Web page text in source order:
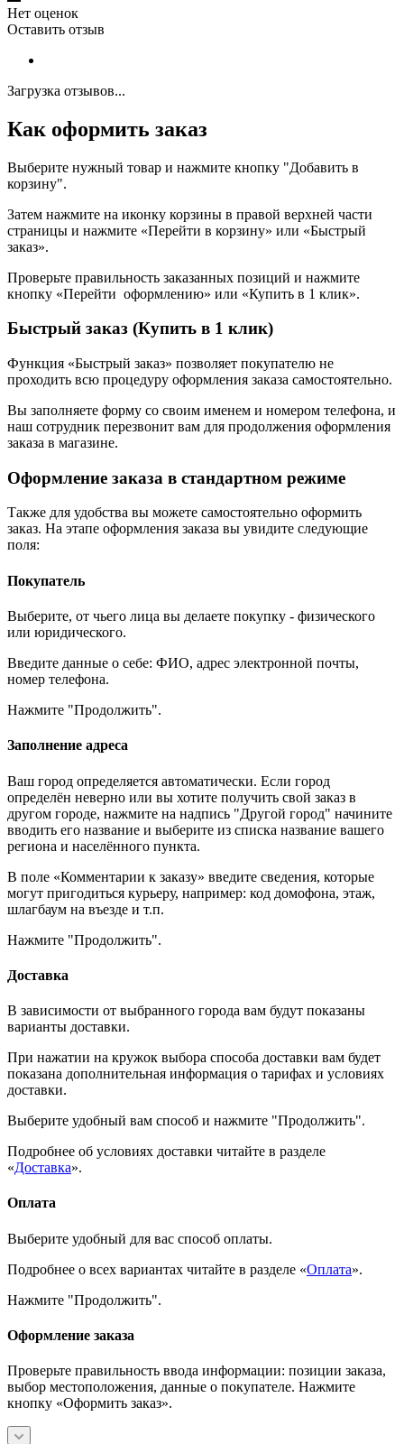
Нет оценок
Оставить отзыв
Загрузка отзывов...
Как оформить заказ
Выберите нужный товар и нажмите кнопку "Добавить в
корзину".
Затем нажмите на иконку корзины в правой верхней части
страницы и нажмите «Перейти в корзину» или «Быстрый
заказ».
Проверьте правильность заказанных позиций и нажмите
кнопку «Перейти оформлению» или «Купить в 1 клик».
Быстрый заказ (Купить в 1 клик)
Функция «Быстрый заказ» позволяет покупателю не
проходить всю процедуру оформления заказа самостоятельно.
Вы заполняете форму со своим именем и номером телефона, и
наш сотрудник перезвонит вам для продолжения оформления
заказа в магазине.
Оформление заказа в стандартном режиме
Также для удобства вы можете самостоятельно оформить
заказ. На этапе оформления заказа вы увидите следующие
поля:
Покупатель
Выберите, от чьего лица вы делаете покупку - физического
или юридического.
Введите данные о себе: ФИО, адрес электронной почты,
номер телефона.
Нажмите "Продолжить".
Заполнение адреса
Ваш город определяется автоматически. Если город
определён неверно или вы хотите получить свой заказ в
другом городе, нажмите на надпись "Другой город" начините
вводить его название и выберите из списка название вашего
региона и населённого пункта.
В поле «Комментарии к заказу» введите сведения, которые
могут пригодиться курьеру, например: код домофона, этаж,
шлагбаум на въезде и т.п.
Нажмите "Продолжить".
Доставка
В зависимости от выбранного города вам будут показаны
варианты доставки.
При нажатии на кружок выбора способа доставки вам будет
показана дополнительная информация о тарифах и условиях
доставки.
Выберите удобный вам способ и нажмите "Продолжить".
Подробнее об условиях доставки читайте в разделе
«Доставка».
Оплата
Выберите удобный для вас способ оплаты.
Подробнее о всех вариантах читайте в разделе «Оплата».
Нажмите "Продолжить".
Оформление заказа
Проверьте правильность ввода информации: позиции заказа,
выбор местоположения, данные о покупателе. Нажмите
кнопку «Оформить заказ».